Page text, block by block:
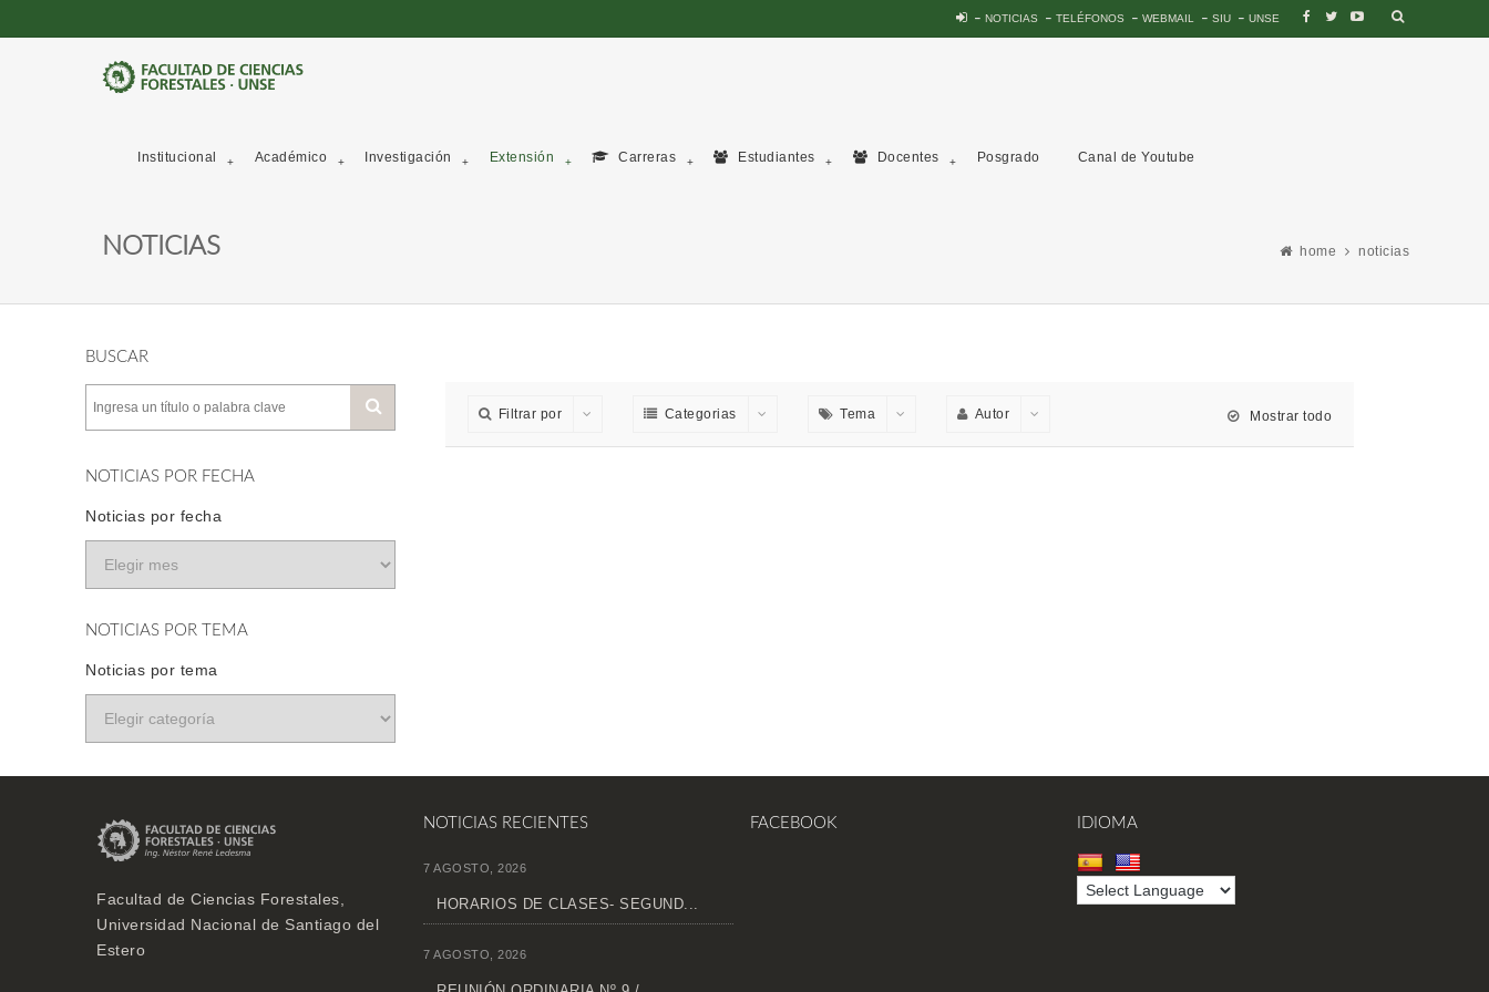
NOTICIAS TELÉFONOS WEBMAIL SIU UNSE
Institucional Académico Investigación Extensión Carreras Estudiantes Docentes Posgrado Canal de Youtube
NOTICIAS home noticias
BUSCAR
NOTICIAS POR FECHA
Noticias por fecha
NOTICIAS POR TEMA
Noticias por tema
Filtrar por Categorias Tema Autor Mostrar todo
Facultad de Ciencias Forestales,
Universidad Nacional de Santiago del
Estero
NOTICIAS RECIENTES
7 AGOSTO, 2026
HORARIOS DE CLASES- SEGUND...
7 AGOSTO, 2026
FACEBOOK IDIOMA